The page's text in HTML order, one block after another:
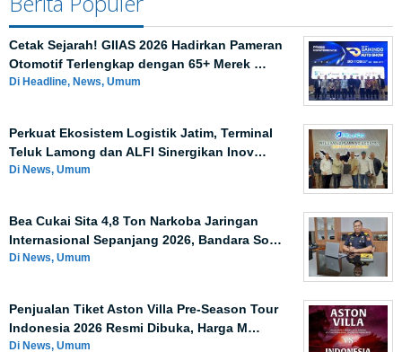
Cetak Sejarah! GIIAS 2026 Hadirkan Pameran
Otomotif Terlengkap dengan 65+ Merek …
Di Headline, News, Umum
Perkuat Ekosistem Logistik Jatim, Terminal
Teluk Lamong dan ALFI Sinergikan Inov…
Di News, Umum
Bea Cukai Sita 4,8 Ton Narkoba Jaringan
Internasional Sepanjang 2026, Bandara So…
Di News, Umum
Penjualan Tiket Aston Villa Pre-Season Tour
Indonesia 2026 Resmi Dibuka, Harga M…
Di News, Umum